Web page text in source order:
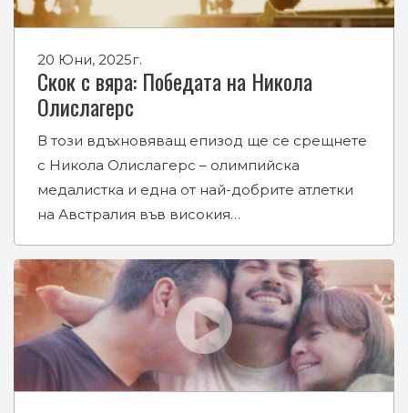
20 Юни, 2025г.
Скок с вяра: Победата на Никола
Олислагерс
В този вдъхновяващ епизод ще се срещнете
с Никола Олислагерс – олимпийска
медалистка и една от най-добрите атлетки
на Австралия във високия…